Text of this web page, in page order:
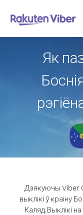
Як
Дзякуючы Viber
выклікі ў краіну
Каляд.Выклікі